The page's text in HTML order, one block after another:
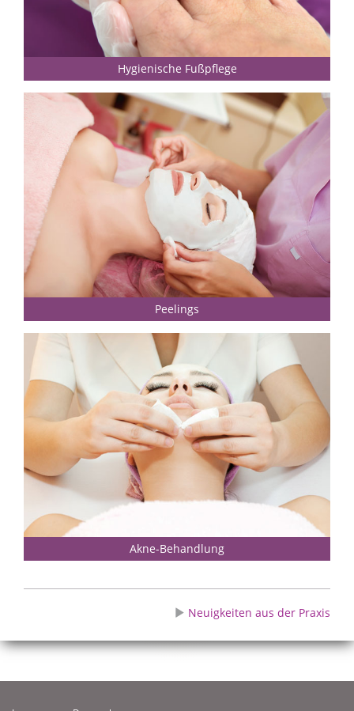
Hygienische Fußpflege
Peelings
Akne-Behandlung
Neuigkeiten aus der Praxis